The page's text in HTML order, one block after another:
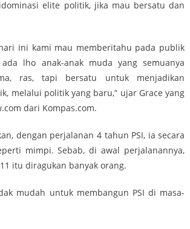
elite politik, jika mau bersatu dan
ini kami mau memberitahu pada publik
lho anak-anak muda yang semuanya
ras, tapi bersatu untuk menjadikan
melalui politik yang baru,” ujar Grace yang
dari Kompas.com.
dengan perjalanan 4 tahun PSI, ia secara
mimpi. Sebab, di awal perjalanannya,
itu diragukan banyak orang.
mudah untuk membangun PSI di masa-